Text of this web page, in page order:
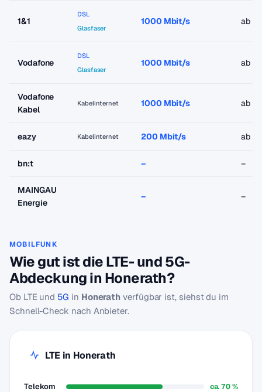
1&1
DSL
Glasfaser
1000 Mbit/s ab
Vodafone
DSL
Glasfaser
1000 Mbit/s ab
Vodafone
Kabel
Kabelinternet 1000 Mbit/s ab
eazy Kabelinternet 200 Mbit/s ab
bn:t – –
MAINGAU
Energie
– –
MOBILFUNK
Wie gut ist die LTE- und 5G-
Abdeckung in Honerath?
Ob LTE und 5G in Honerath verfügbar ist, siehst du im
Schnell-Check nach Anbieter.
LTE in Honerath
Telekom ca. 70 %